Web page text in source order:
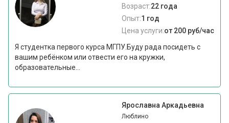
Возраст:22 года
Опыт:1 год
Цена услуги:от 200 руб/час
Я студентка первого курса МГПУ.Буду рада посидеть с
вашим ребёнком или отвести его на кружки,
образовательные...
Ярославна Аркадьевна
Люблино